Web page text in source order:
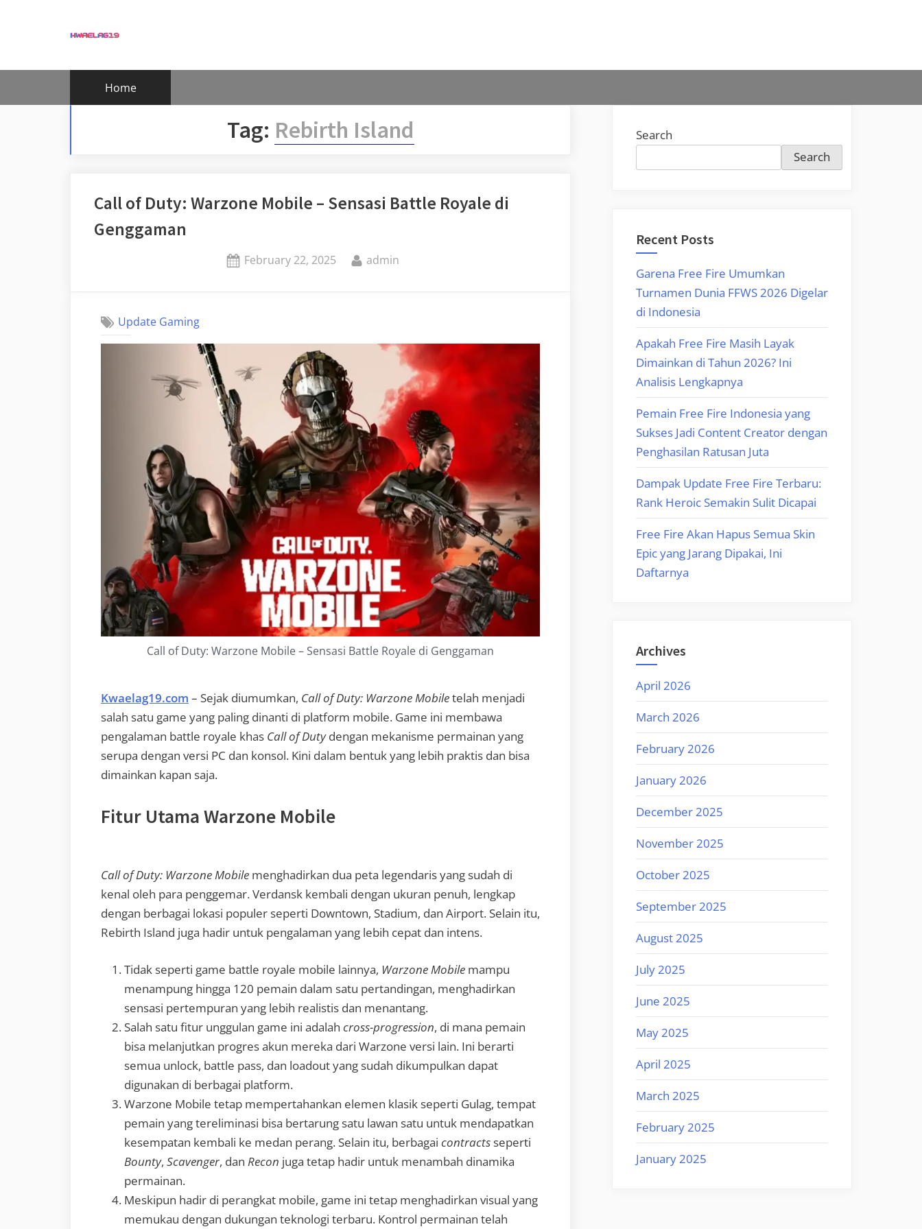
Home
Tag: Rebirth Island
Call of Duty: Warzone Mobile – Sensasi Battle Royale di
Genggaman
Posted
February 22, 2025 By
admin
Update Gaming
Call of Duty: Warzone Mobile – Sensasi Battle Royale di Genggaman
Kwaelag19.com – Sejak diumumkan, Call of Duty: Warzone Mobiletelah menjadi
salah satu game yang paling dinanti di platform mobile. Game ini membawa
pengalaman battle royale khas Call of Dutydengan mekanisme permainan yang
serupa dengan versi PC dan konsol. Kini dalam bentuk yang lebih praktis dan bisa
dimainkan kapan saja.
Fitur Utama Warzone Mobile
Call of Duty: Warzone Mobile menghadirkan dua peta legendaris yang sudah di
kenal oleh para penggemar. Verdansk kembali dengan ukuran penuh, lengkap
dengan berbagai lokasi populer seperti Downtown, Stadium, dan Airport. Selain itu,
Rebirth Island juga hadir untuk pengalaman yang lebih cepat dan intens.
Tidak seperti game battle royale mobile lainnya, Warzone Mobile mampu
menampung hingga 120 pemain dalam satu pertandingan, menghadirkan
sensasi pertempuran yang lebih realistis dan menantang.
Salah satu fitur unggulan game ini adalah cross-progression, di mana pemain
bisa melanjutkan progres akun mereka dari Warzone versi lain. Ini berarti
semua unlock, battle pass, dan loadout yang sudah dikumpulkan dapat
digunakan di berbagai platform.
Warzone Mobile tetap mempertahankan elemen klasik seperti Gulag, tempat
pemain yang tereliminasi bisa bertarung satu lawan satu untuk mendapatkan
kesempatan kembali ke medan perang. Selain itu, berbagai contracts seperti
Bounty, Scavenger, dan Recon juga tetap hadir untuk menambah dinamika
permainan.
Meskipun hadir di perangkat mobile, game ini tetap menghadirkan visual yang
memukau dengan dukungan teknologi terbaru. Kontrol permainan telah
Search
Search
Recent Posts
Garena Free Fire Umumkan
Turnamen Dunia FFWS 2026 Digelar
di Indonesia
Apakah Free Fire Masih Layak
Dimainkan di Tahun 2026? Ini
Analisis Lengkapnya
Pemain Free Fire Indonesia yang
Sukses Jadi Content Creator dengan
Penghasilan Ratusan Juta
Dampak Update Free Fire Terbaru:
Rank Heroic Semakin Sulit Dicapai
Free Fire Akan Hapus Semua Skin
Epic yang Jarang Dipakai, Ini
Daftarnya
Archives
April 2026
March 2026
February 2026
January 2026
December 2025
November 2025
October 2025
September 2025
August 2025
July 2025
June 2025
May 2025
April 2025
March 2025
February 2025
January 2025